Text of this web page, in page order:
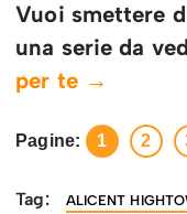
Vuoi smettere
una serie da
per te →
Pagine: 1 2
Tag: ALICENT